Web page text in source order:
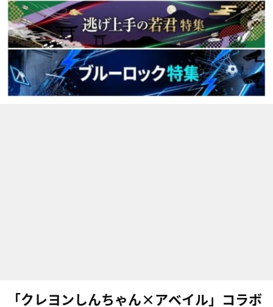
「クレヨンしんちゃん×アベイル」コラボ